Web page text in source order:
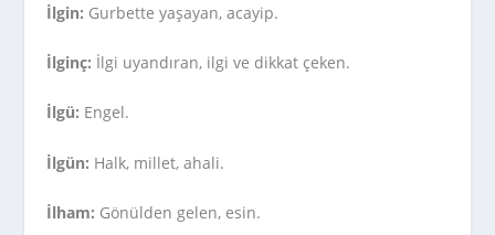
İlgin: Gurbette yaşayan, acayip.
İlginç: İlgi uyandıran, ilgi ve dikkat çeken.
İlgü: Engel.
İlgün: Halk, millet, ahali.
İlham: Gönülden gelen, esin.